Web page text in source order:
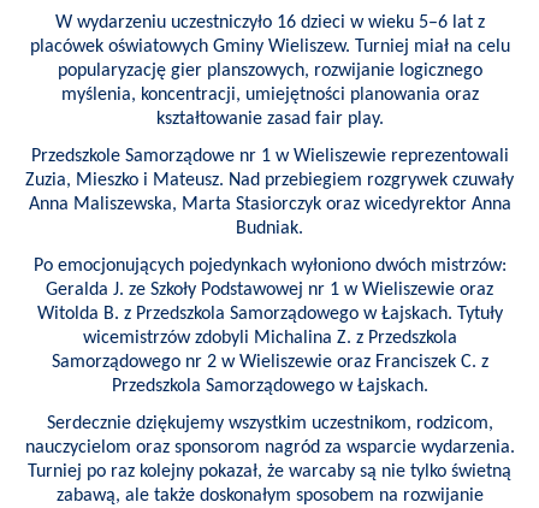
W wydarzeniu uczestniczyło 16 dzieci w wieku 5–6 lat z
placówek oświatowych Gminy Wieliszew. Turniej miał na celu
popularyzację gier planszowych, rozwijanie logicznego
myślenia, koncentracji, umiejętności planowania oraz
kształtowanie zasad fair play.
Przedszkole Samorządowe nr 1 w Wieliszewie reprezentowali
Zuzia, Mieszko i Mateusz. Nad przebiegiem rozgrywek czuwały
Anna Maliszewska, Marta Stasiorczyk oraz wicedyrektor Anna
Budniak.
Po emocjonujących pojedynkach wyłoniono dwóch mistrzów:
Geralda J. ze Szkoły Podstawowej nr 1 w Wieliszewie oraz
Witolda B. z Przedszkola Samorządowego w Łajskach. Tytuły
wicemistrzów zdobyli Michalina Z. z Przedszkola
Samorządowego nr 2 w Wieliszewie oraz Franciszek C. z
Przedszkola Samorządowego w Łajskach.
Serdecznie dziękujemy wszystkim uczestnikom, rodzicom,
nauczycielom oraz sponsorom nagród za wsparcie wydarzenia.
Turniej po raz kolejny pokazał, że warcaby są nie tylko świetną
zabawą, ale także doskonałym sposobem na rozwijanie